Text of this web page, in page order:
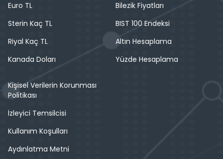
Euro TL
Sterin Kaç TL
Riyal Kaç TL
Kanada Doları
Bilezik Fiyatları
BIST 100 Endeksi
Altın Hesaplama
Yüzde Hesaplama
Kişisel Verilerin Korunması
Politikası
İzleyici Temsilcisi
Kullanım Koşulları
Aydınlatma Metni